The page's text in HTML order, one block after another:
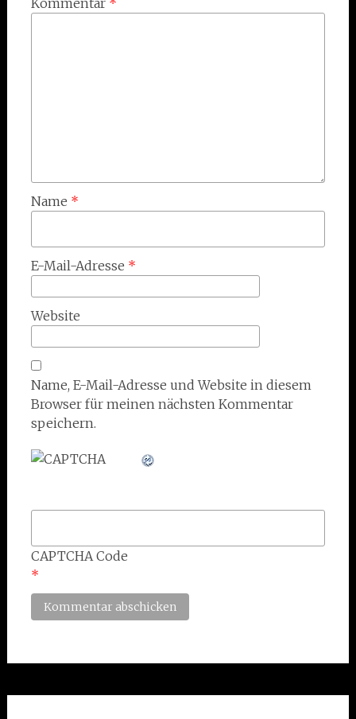
Kommentar *
Name *
E-Mail-Adresse *
Website
Name, E-Mail-Adresse und Website in diesem
Browser für meinen nächsten Kommentar
speichern.
CAPTCHA Code
*